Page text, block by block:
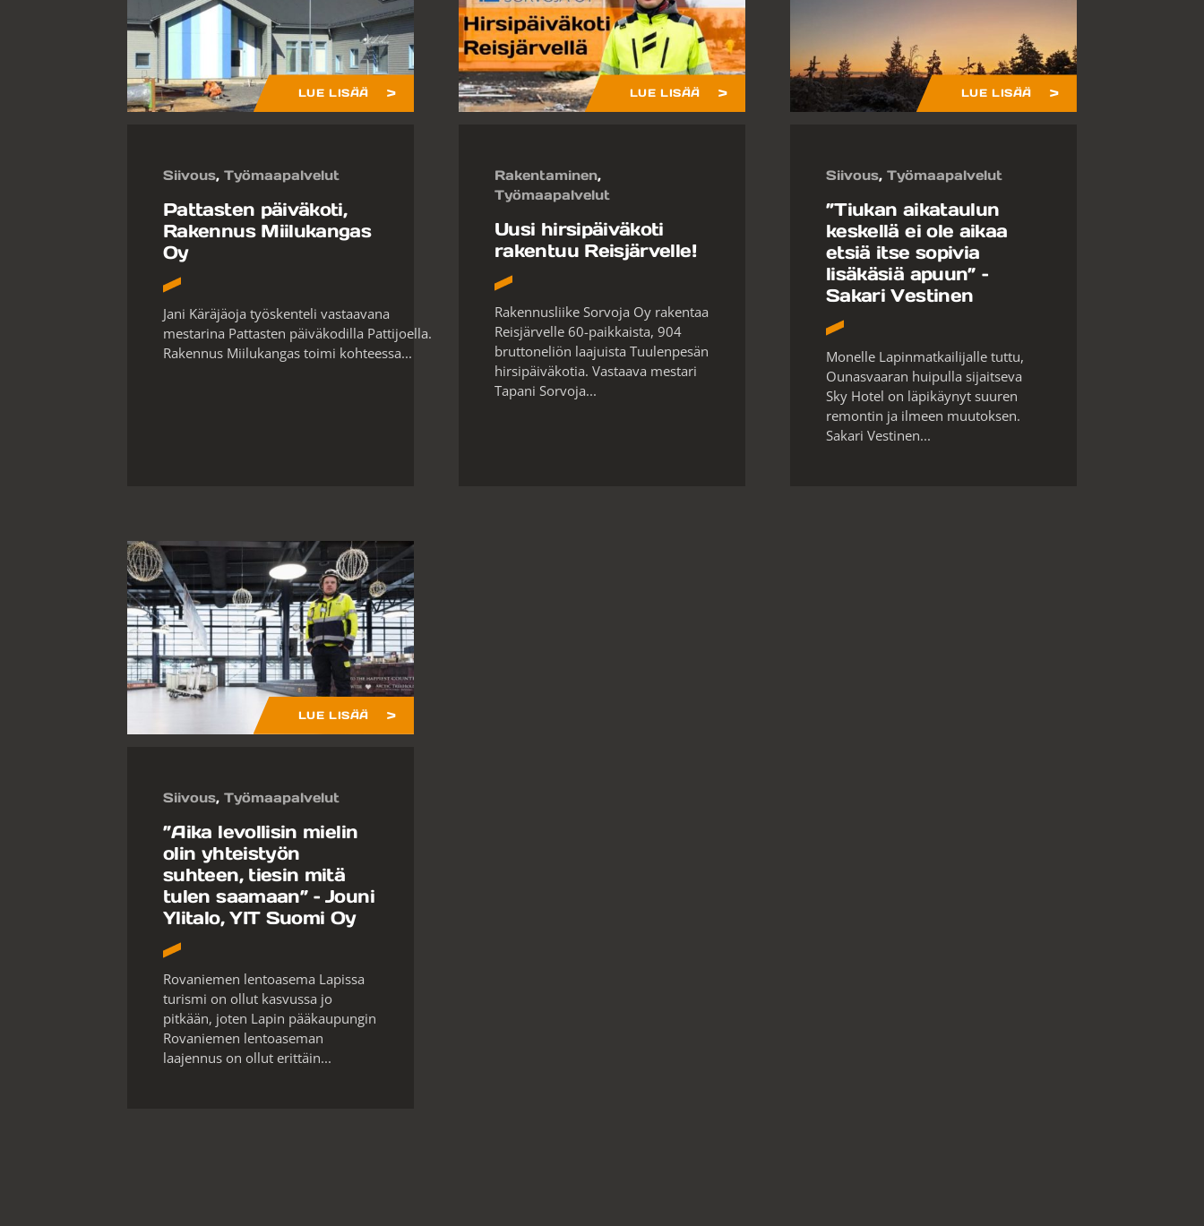
LUE LISÄÄ
Siivous, Työmaapalvelut
Pattasten päiväkoti,
Rakennus Miilukangas
Oy
Jani Käräjäoja työskenteli vastaavana
mestarina Pattasten päiväkodilla Pattijoella.
Rakennus Miilukangas toimi kohteessa...
LUE LISÄÄ
Rakentaminen,
Työmaapalvelut
Uusi hirsipäiväkoti
rakentuu Reisjärvelle!
Rakennusliike Sorvoja Oy rakentaa
Reisjärvelle 60-paikkaista, 904
bruttoneliön laajuista Tuulenpesän
hirsipäiväkotia. Vastaava mestari
Tapani Sorvoja...
LUE LISÄÄ
Siivous, Työmaapalvelut
”Tiukan aikataulun
keskellä ei ole aikaa
etsiä itse sopivia
lisäkäsiä apuun” –
Sakari Vestinen
Monelle Lapinmatkailijalle tuttu,
Ounasvaaran huipulla sijaitseva
Sky Hotel on läpikäynyt suuren
remontin ja ilmeen muutoksen.
Sakari Vestinen...
LUE LISÄÄ
Siivous, Työmaapalvelut
”Aika levollisin mielin
olin yhteistyön
suhteen, tiesin mitä
tulen saamaan” – Jouni
Ylitalo, YIT Suomi Oy
Rovaniemen lentoasema Lapissa
turismi on ollut kasvussa jo
pitkään, joten Lapin pääkaupungin
Rovaniemen lentoaseman
laajennus on ollut erittäin...